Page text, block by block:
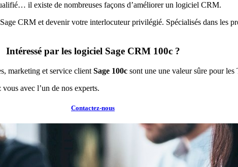
il existe de nombreuses façons d’améliorer un logiciel CRM.
CRM et devenir votre interlocuteur privilégié. Spécialisés dans les
Intéressé par les logiciel Sage CRM 100c ?
marketing et service client Sage 100c sont une une valeur sûre pour les
avec l’un de nos experts.
Contactez-nous